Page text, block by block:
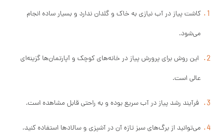
کاشت پیاز در آب نیازی به خاک و گلدان ندارد و بسیار ساده انجام
می‌شود.
این روش برای پرورش پیاز در خانه‌های کوچک و آپارتمان‌ها گزینه‌ای
عالی است.
فرآیند رشد پیاز در آب سریع بوده و به راحتی قابل مشاهده است.
می‌توانید از برگ‌های سبز تازه آن در آشپزی و سالادها استفاده کنید.